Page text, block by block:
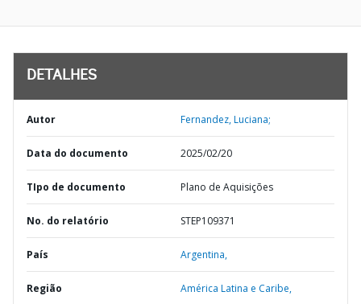
DETALHES
Autor Fernandez, Luciana;
Data do documento 2025/02/20
TIpo de documento Plano de Aquisições
No. do relatório STEP109371
País Argentina,
Região América Latina e Caribe,